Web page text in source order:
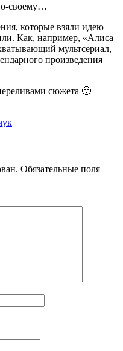
своему…
которые взяли идею
Как, например, «Алиса
мультсериал,
произведения
сюжета 🙂
Обязательные поля